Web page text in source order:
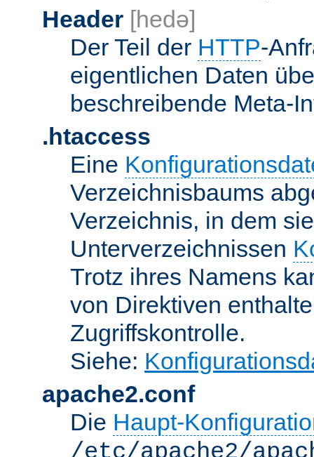
Header [hedə]
Der Teil der HTTP-
eigentlichen Daten
beschreibende Meta-
.htaccess
Eine
Verzeichnisbaums
Verzeichnis, in dem
Unterverzeichnissen
Trotz ihres Namens
von Direktiven
Zugriffskontrolle.
Siehe:
apache2.conf
Die Haupt-